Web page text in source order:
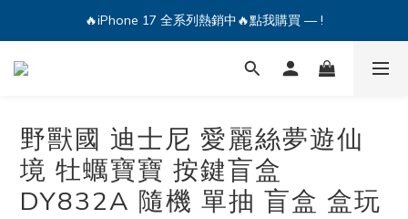
🔥iPhone 17 全系列熱銷中🔥點我購買 — !
🔥iPhone 17 全系列熱銷中🔥點我購買 — !
💕加入Q哥 Line 新好友領優惠券！🎫
野獸國 迪士尼 愛麗絲夢遊仙
境 牡蠣寶寶 按鍵盲盒
DY832A 隨機 單抽 盲盒 盒玩